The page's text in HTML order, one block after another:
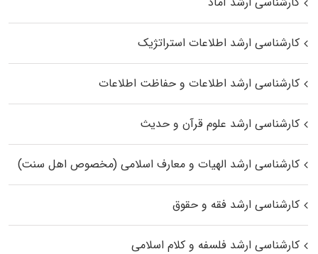
کارشناسی ارشد اطلاعات استراتژیک
کارشناسی ارشد اطلاعات و حفاظت اطلاعات
کارشناسی ارشد علوم قرآن و حدیث
کارشناسی ارشد الهیات و معارف اسلامی (مخصوص اهل سنت)
کارشناسی ارشد فقه و حقوق
کارشناسی ارشد فلسفه و کلام اسلامی